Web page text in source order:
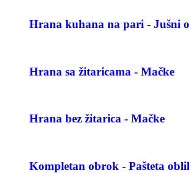
Hrana kuhana na pari - Jušni
Hrana sa žitaricama - Mačke
Hrana bez žitarica - Mačke
Kompletan obrok - Pašteta